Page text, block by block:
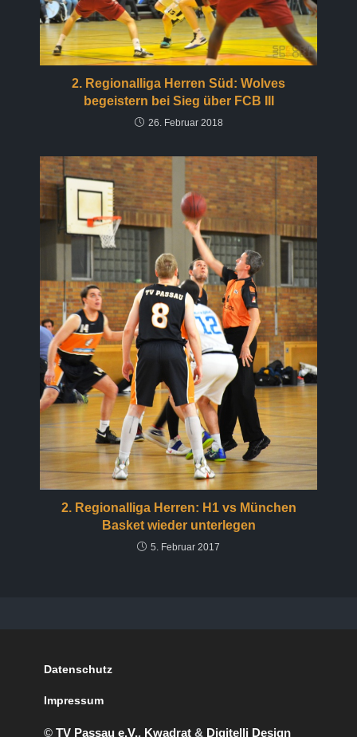
2. Regionalliga Herren Süd: Wolves
begeistern bei Sieg über FCB III
26. Februar 2018
2. Regionalliga Herren: H1 vs München
Basket wieder unterlegen
5. Februar 2017
Datenschutz
Impressum
©TV Passau e.V., Kwadrat & Digitelli Design